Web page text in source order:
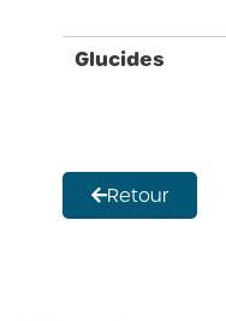
Glucides
Retour